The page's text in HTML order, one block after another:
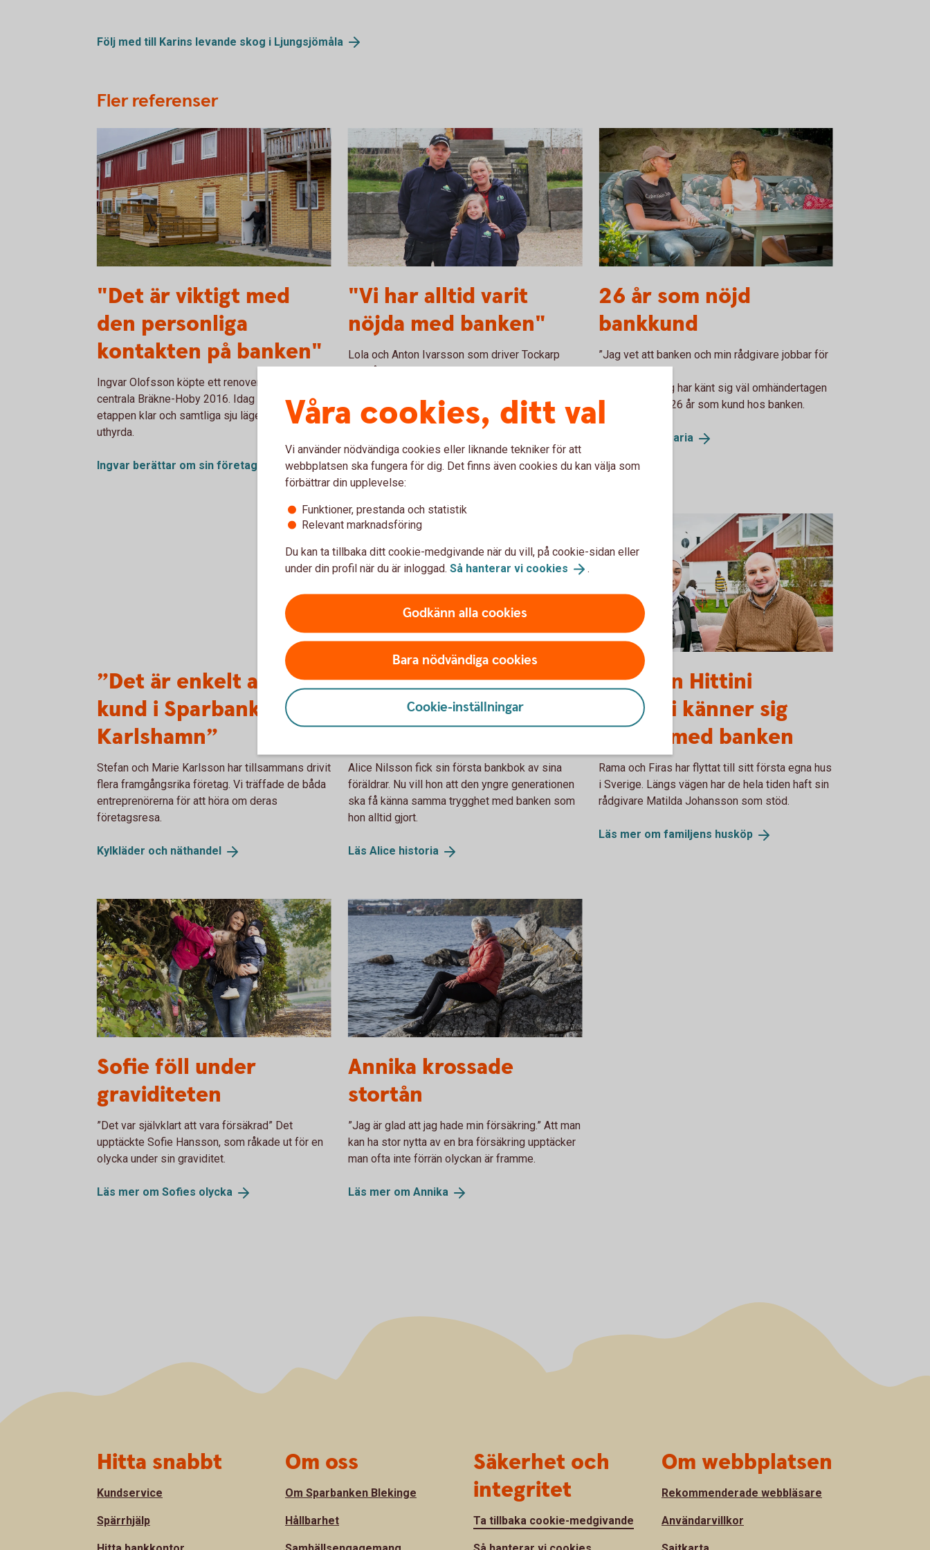
Följ med till Karins levande skog i Ljungsjömåla
Fler referenser
"Det är viktigt med
den personliga
kontakten på banken"
Ingvar Olofsson köpte ett renoveringsobjekt i
centrala Bräkne-Hoby 2016. Idag är sista
etappen klar och samtliga sju lägenheter är
uthyrda.
Ingvar berättar om sin företagsresa
"Vi har alltid varit
nöjda med banken"
Lola och Anton Ivarsson som driver Tockarp
Lokala lantbrukare prisas
26 år som nöjd
bankkund
”Jag vet att banken och min rådgivare jobbar för
Maria Sandberg har känt sig väl omhändertagen
under alla sina 26 år som kund hos banken.
Maria
”Det är enkelt att vara
kund i Sparbanken i
Karlshamn”
Stefan och Marie Karlsson har tillsammans drivit
flera framgångsrika företag. Vi träffade de båda
entreprenörerna för att höra om deras
företagsresa.
Kylkläder och näthandel
Alice har varit kund i
banken sedan
barnsben
Alice Nilsson fick sin första bankbok av sina
föräldrar. Nu vill hon att den yngre generationen
ska få känna samma trygghet med banken som
hon alltid gjort.
Läs Alice historia
Familjen Hittini
Bahnasi känner sig
trygga med banken
Rama och Firas har flyttat till sitt första egna hus
i Sverige. Längs vägen har de hela tiden haft sin
rådgivare Matilda Johansson som stöd.
Läs mer om familjens husköp
Sofie föll under
graviditeten
”Det var självklart att vara försäkrad” Det
upptäckte Sofie Hansson, som råkade ut för en
olycka under sin graviditet.
Läs mer om Sofies olycka
Annika krossade
stortån
”Jag är glad att jag hade min försäkring.” Att man
kan ha stor nytta av en bra försäkring upptäcker
man ofta inte förrän olyckan är framme.
Läs mer om Annika
Våra cookies, ditt val
Vi använder nödvändiga cookies eller liknande tekniker för att
webbplatsen ska fungera för dig. Det finns även cookies du kan välja som
förbättrar din upplevelse:
Funktioner, prestanda och statistik
Relevant marknadsföring
Du kan ta tillbaka ditt cookie-medgivande när du vill, på cookie-sidan eller
under din profil när du är inloggad. Så hanterar vi cookies .
Godkänn alla cookies
Bara nödvändiga cookies
Cookie-inställningar
Hitta snabbt
Kundservice
Spärrhjälp
Om oss
Om Sparbanken Blekinge
Hållbarhet
Säkerhet och
integritet
Ta tillbaka cookie-medgivande
Om webbplatsen
Rekommenderade webbläsare
Användarvillkor